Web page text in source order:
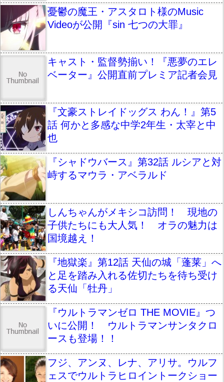
憂鬱の魔王・アスタロト様のMusic
Videoが公開『sin 七つの大罪』
キャスト・監督勢揃い！『悪夢のエレ
ベーター』公開直前プレミア記者会見
『文豪ストレイドッグス わん！』第5
話 何かと多感な中学2年生・太宰と中
也
『シャドウバース』第32話 ルシアと対
峙するマウラ・アベラルド
しんちゃんがメキシコ訪問！ 現地の
子供たちにも大人気！ オラの魅力は
国境越え！
『地獄楽』第12話 天仙の城「蓬莱」へ
と足を踏み入れる佐切たちを待ち受け
る天仙「牡丹」
『ウルトラマンゼロ THE MOVIE』つ
いに公開！ ウルトラマンサンタクロ
ースも登場！！
フジ、アンヌ、レナ、アリサ。ウルフ
ェスでウルトラヒロイントークショー